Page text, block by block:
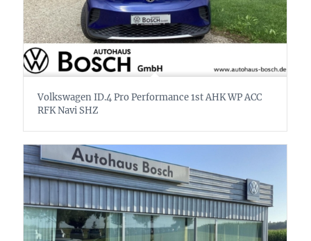
Volkswagen ID.4 Pro Performance 1st AHK WP ACC
RFK Navi SHZ